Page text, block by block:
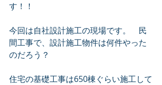
す！！
今回は自社設計施工の現場です。　民
間工事で、設計施工物件は何件やった
のだろう？
住宅の基礎工事は650棟ぐらい施工して